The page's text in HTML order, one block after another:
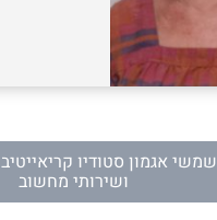
שמשי אגמון סטודיו קריאייטיב
ושירותי מחשוב